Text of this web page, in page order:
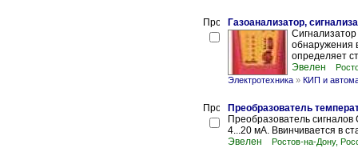
Газоанализатор,
обнаружения
определяет
Эвелен
Электротехника » КИП и
Преобразователь
Преобразователь
4...20 мА. Ввинчивается в
Эвелен
Ростов-на-Дону,